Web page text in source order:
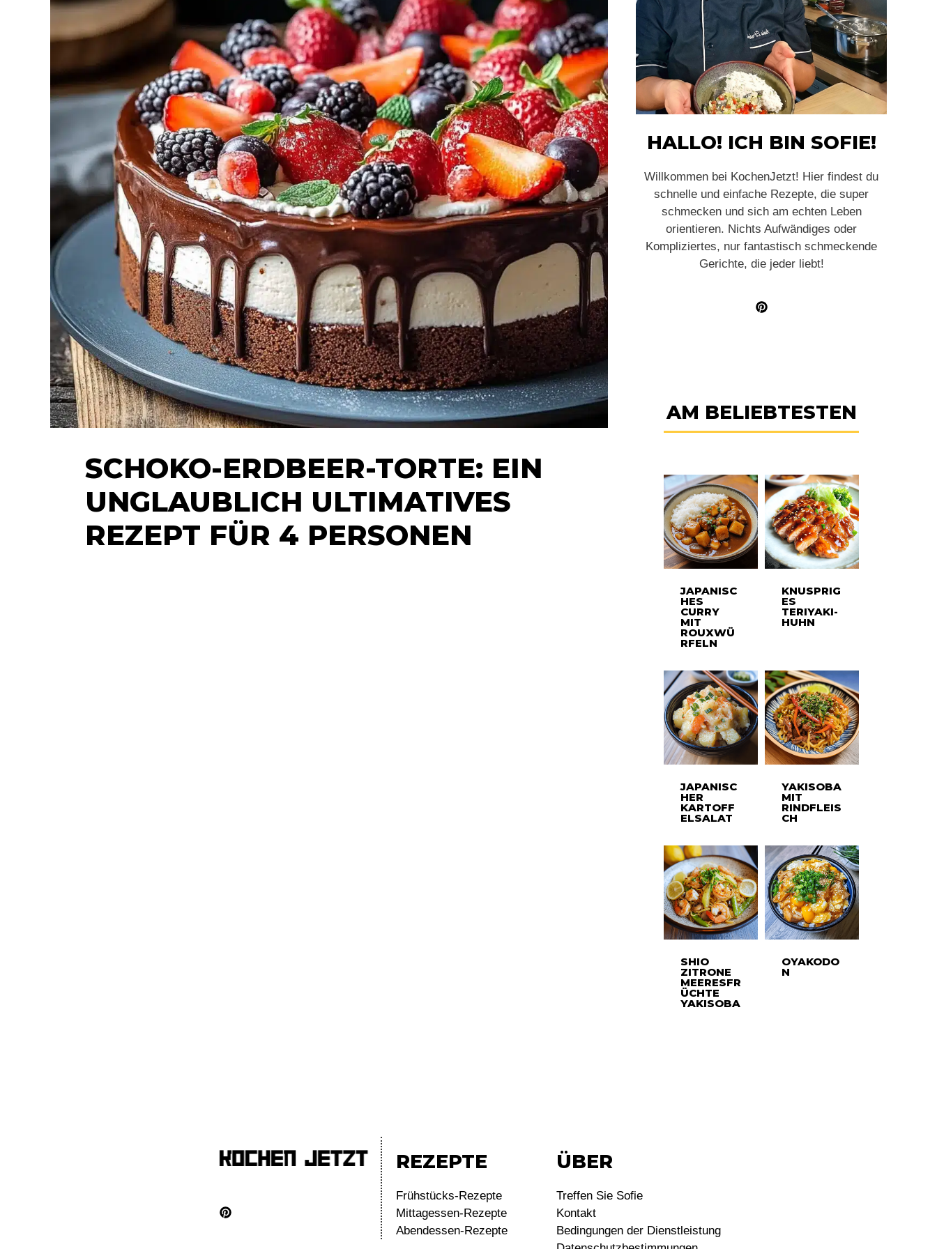
SCHOKO-ERDBEER-TORTE: EIN
UNGLAUBLICH ULTIMATIVES
REZEPT FÜR 4 PERSONEN
HALLO! ICH BIN SOFIE!
Willkommen bei KochenJetzt! Hier findest du
schnelle und einfache Rezepte, die super
schmecken und sich am echten Leben
orientieren. Nichts Aufwändiges oder
Kompliziertes, nur fantastisch schmeckende
Gerichte, die jeder liebt!
AM BELIEBTESTEN
JAPANISC
HES
CURRY
MIT
ROUXWÜ
RFELN
KNUSPRIG
ES
TERIYAKI-
HUHN
JAPANISC
HER
KARTOFF
ELSALAT
YAKISOBA
MIT
RINDFLEIS
CH
SHIO
ZITRONE
MEERESFR
ÜCHTE
YAKISOBA
OYAKODO
N
REZEPTE
Frühstücks-Rezepte
Mittagessen-Rezepte
Abendessen-Rezepte
ÜBER
Treffen Sie Sofie
Kontakt
Bedingungen der Dienstleistung